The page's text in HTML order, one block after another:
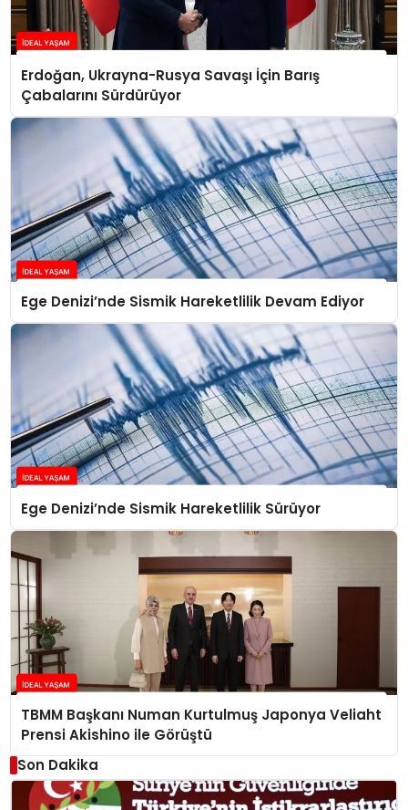
Erdoğan, Ukrayna-Rusya Savaşı İçin Barış
Çabalarını Sürdürüyor
Ege Denizi’nde Sismik Hareketlilik Devam Ediyor
Ege Denizi’nde Sismik Hareketlilik Sürüyor
TBMM Başkanı Numan Kurtulmuş Japonya Veliaht
Prensi Akishino ile Görüştü
Son Dakika